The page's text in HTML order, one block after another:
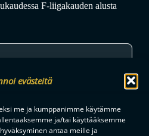
evästeitä
me ja kumppanimme käytämme
ja/tai käyttääksemme
antaa meille ja
F-liigakauden alusta